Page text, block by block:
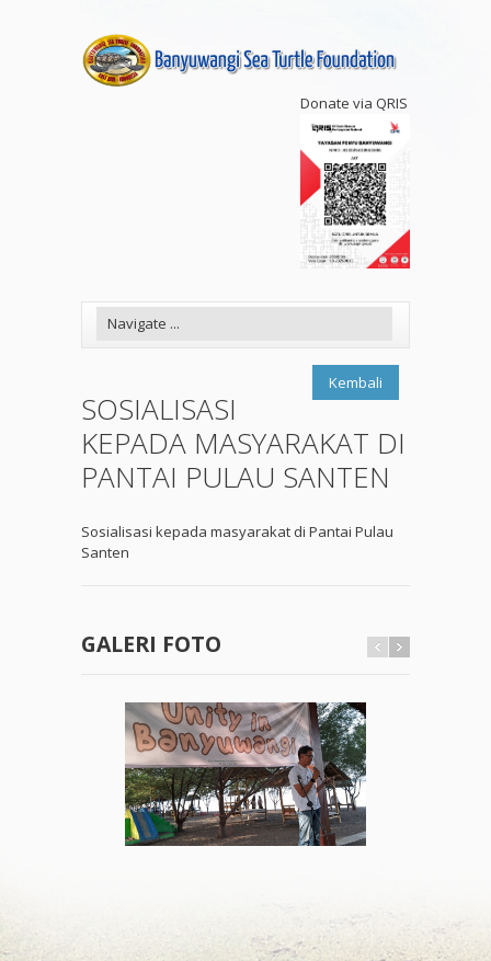
Donate via QRIS
Kembali
SOSIALISASI
KEPADA MASYARAKAT DI
PANTAI PULAU SANTEN
Sosialisasi kepada masyarakat di Pantai Pulau
Santen
GALERI FOTO